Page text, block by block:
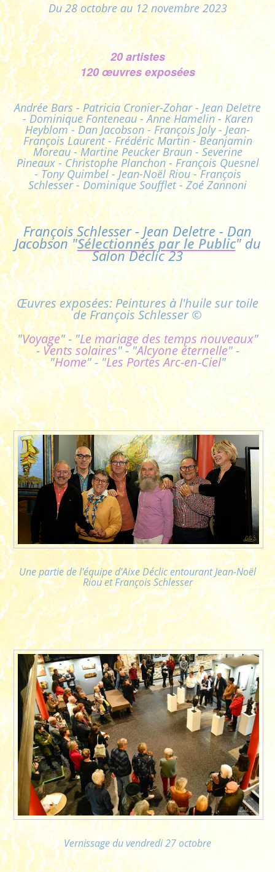
Du 28 octobre au 12 novembre 2023
20 artistes
120 œuvres exposées
Andrée Bars - Patricia Cronier-Zohar - Jean Deletre
- Dominique Fonteneau - Anne Hamelin - Karen
Heyblom - Dan Jacobson - François Joly - Jean-
François Laurent - Frédéric Martin - Beanjamin
Moreau - Martine Peucker Braun - Severine
Pineaux - Christophe Planchon - François Quesnel
- Tony Quimbel - Jean-Noël Riou - François
Schlesser - Dominique Soufflet - Zoé Zannoni
François Schlesser - Jean Deletre - Dan
Jacobson "Sélectionnés par le Public" du
Salon Déclic 23
Œuvres exposées: Peintures à l'huile sur toile
de François Schlesser ©
"Voyage" - "Le mariage des temps nouveaux"
- Vents solaires" - "Alcyone éternelle" -
"Home" - "Les Portes Arc-en-Ciel"
Une partie de l'équipe d'Aixe Déclic entourant Jean-Noël
Riou et François Schlesser
Vernissage du vendredi 27 octobre